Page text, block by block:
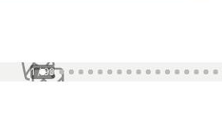
1 / 99